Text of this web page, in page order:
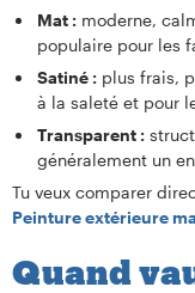
Mat :moderne,
populaire pour les
Satiné :plus frais,
à la saleté et pour
Transparent :
généralement un
Tu veux comparer
Peinture extérieure
Quand